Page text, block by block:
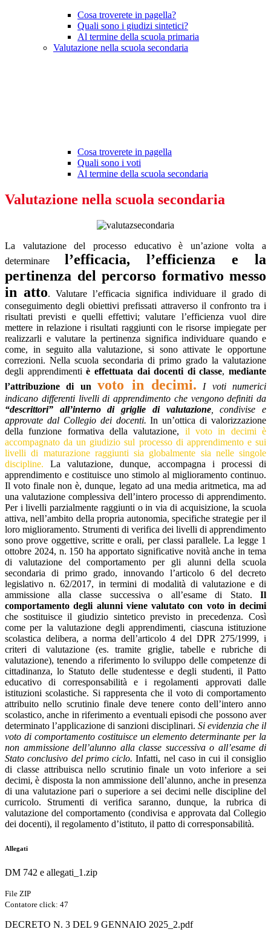
Cosa troverete in pagella?
Quali sono i giudizi sintetici?
Al termine della scuola primaria
Valutazione nella scuola secondaria
Cosa troverete in pagella
Quali sono i voti
Al termine della scuola secondaria
Valutazione nella scuola secondaria
La valutazione del processo educativo è un’azione volta a
determinare l’efficacia, l’efficienza e la
pertinenza del percorso formativo messo
in atto. Valutare l’efficacia significa individuare il grado di
conseguimento degli obiettivi prefissati attraverso il confronto tra i
risultati previsti e quelli effettivi; valutare l’efficienza vuol dire
mettere in relazione i risultati raggiunti con le risorse impiegate per
realizzarli e valutare la pertinenza significa individuare quando e
come, in seguito alla valutazione, si sono attivate le opportune
correzioni. Nella scuola secondaria di primo grado la valutazione
degli apprendimentiè effettuata dai docenti di classe, mediante
l’attribuzione di unvoto in decimi.
I voti numerici
indicano differenti livelli di apprendimento che vengono definiti da
“descrittori” all’interno di griglie di valutazione, condivise e
approvate dal Collegio dei docenti. In un’ottica di valorizzazione
della funzione formativa della valutazione, il voto in decimi è
accompagnato da un giudizio sul processo di apprendimento e sui
livelli di maturazione raggiunti sia globalmente sia nelle singole
discipline. La valutazione, dunque, accompagna i processi di
apprendimento e costituisce uno stimolo al miglioramento continuo.
Il voto finale non è, dunque, legato ad una media aritmetica, ma ad
una valutazione complessiva dell’intero processo di apprendimento.
Per i livelli parzialmente raggiunti o in via di acquisizione, la scuola
attiva, nell’ambito della propria autonomia, specifiche strategie per il
loro miglioramento. Strumenti di verifica dei livelli di apprendimento
sono prove oggettive, scritte e orali, per classi parallele. La legge 1
ottobre 2024, n. 150 ha apportato significative novità anche in tema
di valutazione del comportamento per gli alunni della scuola
secondaria di primo grado, innovando l’articolo 6 del decreto
legislativo n. 62/2017, in termini di modalità di valutazione e di
ammissione alla classe successiva o all’esame di Stato. Il
comportamento degli alunni viene valutato con voto in decimi
che sostituisce il giudizio sintetico previsto in precedenza. Così
come per la valutazione degli apprendimenti, ciascuna istituzione
scolastica delibera, a norma dell’articolo 4 del DPR 275/1999, i
criteri di valutazione (es. tramite griglie, tabelle e rubriche di
valutazione), tenendo a riferimento lo sviluppo delle competenze di
cittadinanza, lo Statuto delle studentesse e degli studenti, il Patto
educativo di corresponsabilità e i regolamenti approvati dalle
istituzioni scolastiche. Si rappresenta che il voto di comportamento
attribuito nello scrutinio finale deve tenere conto dell’intero anno
scolastico, anche in riferimento a eventuali episodi che possono aver
determinato l’applicazione di sanzioni disciplinari. Si evidenzia che il
voto di comportamento costituisce un elemento determinante per la
non ammissione dell’alunno alla classe successiva o all’esame di
Stato conclusivo del primo ciclo. Infatti, nel caso in cui il consiglio
di classe attribuisca nello scrutinio finale un voto inferiore a sei
decimi, è disposta la non ammissione dell’alunno, anche in presenza
di una valutazione pari o superiore a sei decimi nelle discipline del
curricolo. Strumenti di verifica saranno, dunque, la rubrica di
valutazione del comportamento (condivisa e approvata dal Collegio
dei docenti), il regolamento d’istituto, il patto di corresponsabilità.
Allegati
DM 742 e allegati_1.zip
File ZIP
Contatore click: 47
DECRETO N. 3 DEL 9 GENNAIO 2025_2.pdf